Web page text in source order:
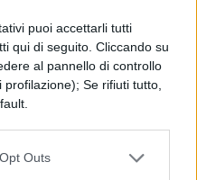
puoi accettarli tutti
qui di seguito. Cliccando su
al pannello di controllo
Se rifiuti tutto,
Outs
ragazza di 22 anni
polizia religiosa
male l’hijab che è
poco chiare
Dalla sua morte